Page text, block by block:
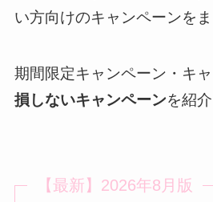
い方向けのキャンペーンをま
期間限定キャンペーン・キ
損しないキャンペーンを紹
【最新】2026年8月版